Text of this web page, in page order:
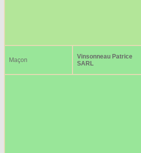
Maçon
Vinsonneau Patrice
SARL